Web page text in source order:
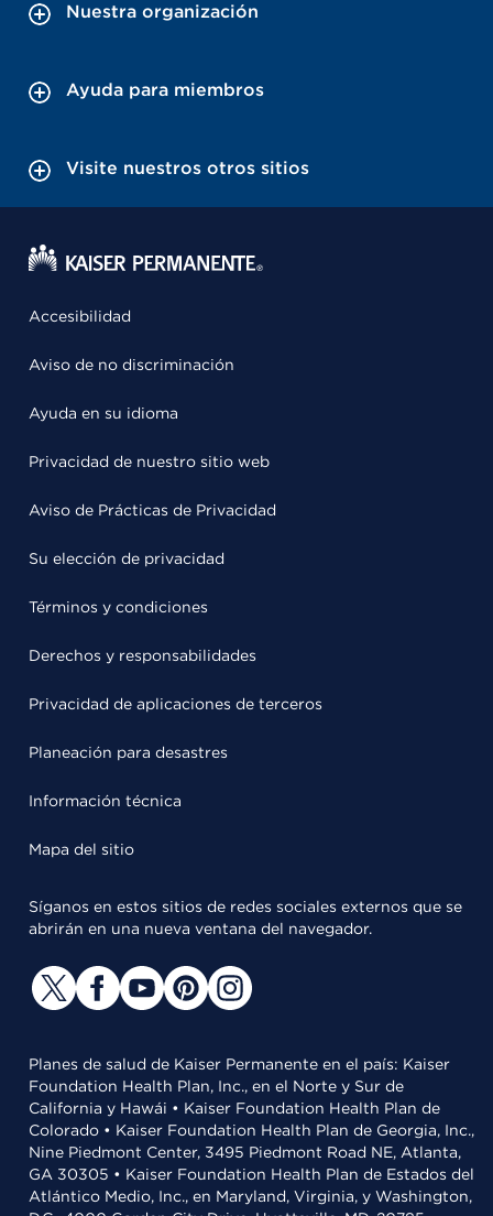
Nuestra organización
Ayuda para miembros
Visite nuestros otros sitios
Accesibilidad
Aviso de no discriminación
Ayuda en su idioma
Privacidad de nuestro sitio web
Aviso de Prácticas de Privacidad
Su elección de privacidad
Términos y condiciones
Derechos y responsabilidades
Privacidad de aplicaciones de terceros
Planeación para desastres
Información técnica
Mapa del sitio
Síganos en estos sitios de redes sociales externos que se
abrirán en una nueva ventana del navegador.
Planes de salud de Kaiser Permanente en el país: Kaiser
Foundation Health Plan, Inc., en el Norte y Sur de
California y Hawái • Kaiser Foundation Health Plan de
Colorado • Kaiser Foundation Health Plan de Georgia, Inc.,
Nine Piedmont Center, 3495 Piedmont Road NE, Atlanta,
GA 30305 • Kaiser Foundation Health Plan de Estados del
Atlántico Medio, Inc., en Maryland, Virginia, y Washington,